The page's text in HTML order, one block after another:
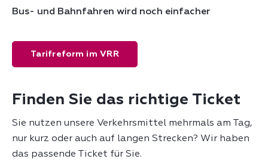
Bus- und Bahnfahren wird noch einfacher
Tarifreform im VRR
Finden Sie das richtige Ticket
Sie nutzen unsere Verkehrsmittel mehrmals am Tag,
nur kurz oder auch auf langen Strecken? Wir haben
das passende Ticket für Sie.